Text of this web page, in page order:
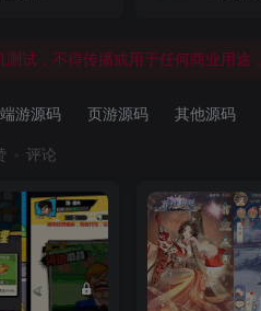
，出租，代下，出售，共享，搬砖等
测试，不得传播或用于任何商业用途
端游源码 页游源码 其他源码
评论